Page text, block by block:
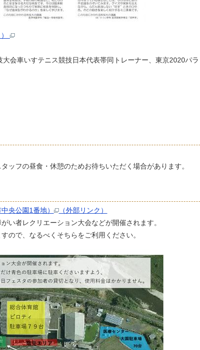
会車いすテニス競技日本代表帯同トレーナー、東京2020パ
ッフの昼食・休憩のためお待ちいただく場合があります。
央公園1番地）
（外部リンク）
い者レクリエーション大会などが開催されます。
ので、なるべくそちらをご利用ください。